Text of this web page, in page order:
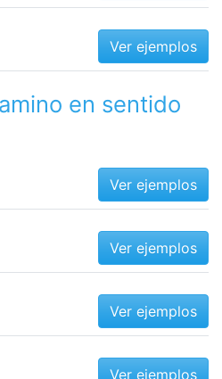
Ver ejemplos
en sentido
Ver ejemplos
Ver ejemplos
Ver ejemplos
Ver ejemplos